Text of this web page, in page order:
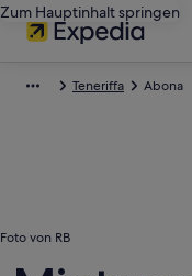
Zum Hauptinhalt springen
Teneriffa Abona
Foto von RB